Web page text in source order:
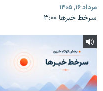
مرداد ۱۶, ۱۴۰۵
سرخط خبرها ۳:۰۰